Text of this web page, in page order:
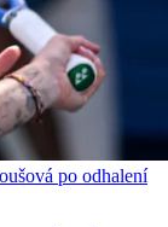
po odhalení